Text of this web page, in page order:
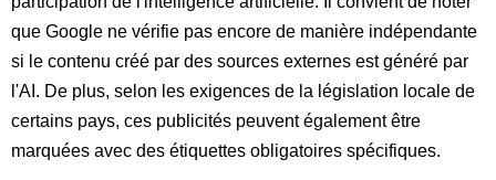
que Google ne vérifie pas encore de manière indépendante
si le contenu créé par des sources externes est généré par
l'AI. De plus, selon les exigences de la législation locale de
certains pays, ces publicités peuvent également être
marquées avec des étiquettes obligatoires spécifiques.